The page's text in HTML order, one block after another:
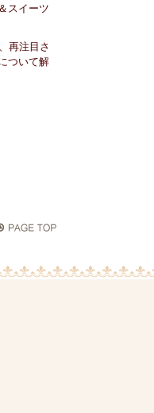
スイーツ
再注目さ
ついて解